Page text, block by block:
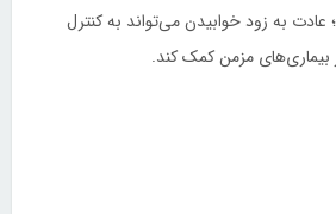
به زود خوابیدن می‌تواند به کنترل
مزمن کمک کند.